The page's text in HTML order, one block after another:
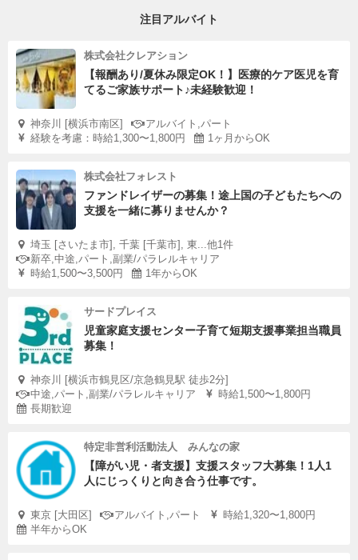
注目アルバイト
株式会社クレアション
【報酬あり/夏休み限定OK！】医療的ケア医児を育
てるご家族サポート♪未経験歓迎！
神奈川 [横浜市南区]
アルバイト,パート
経験を考慮：時給1,300〜1,800円
1ヶ月からOK
株式会社フォレスト
ファンドレイザーの募集！途上国の子どもたちへの
支援を一緒に募りませんか？
埼玉 [さいたま市], 千葉 [千葉市], 東...他1件
新卒,中途,パート,副業/パラレルキャリア
時給1,500〜3,500円
1年からOK
サードプレイス
児童家庭支援センター子育て短期支援事業担当職員
募集！
神奈川 [横浜市鶴見区/京急鶴見駅 徒歩2分]
中途,パート,副業/パラレルキャリア
時給1,500〜1,800円
長期歓迎
特定非営利活動法人 みんなの家
【障がい児・者支援】支援スタッフ大募集！1人1
人にじっくりと向き合う仕事です。
東京 [大田区] アルバイト,パート
時給1,320〜1,800円
半年からOK